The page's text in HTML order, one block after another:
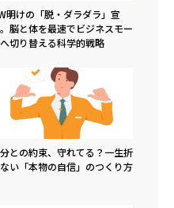
明けの「脱・ダラダラ」宣
脳と体を最速でビジネスモー
へ切り替える科学的戦略
との約束、守れてる？一生折
い「本物の自信」のつくり方